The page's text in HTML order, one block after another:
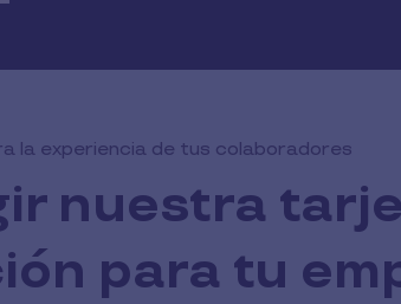
la experiencia de tus colaboradores
nuestra
para tu